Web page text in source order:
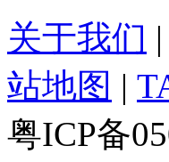
关于我们 |
站地图 |
粤ICP备